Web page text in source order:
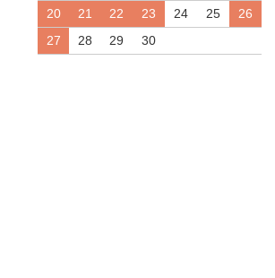
20
21 22 23 24 25
26
27
28 29 30